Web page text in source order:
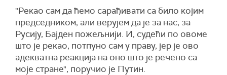
"Рекао сам да ћемо сарађивати са било којим
председником, али верујем да је за нас, за
Русију, Бајден пожељнији. И, судећи по овоме
што је рекао, потпуно сам у праву, јер је ово
адекватна реакција на оно што је речено са
моје стране", поручио је Путин.